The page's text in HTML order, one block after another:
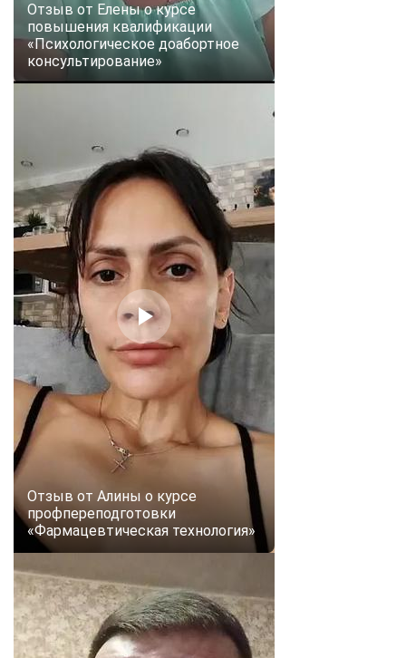
Отзыв от Елены о курсе
повышения квалификации
«Психологическое доабортное
консультирование»
Отзыв от Алины о курсе
профпереподготовки
«Фармацевтическая технология»